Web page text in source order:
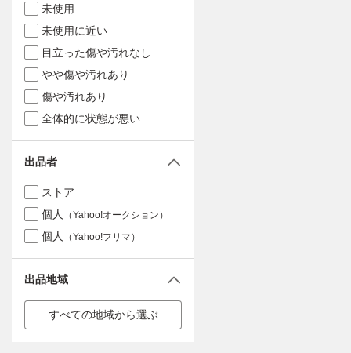
未使用
未使用に近い
目立った傷や汚れなし
やや傷や汚れあり
傷や汚れあり
全体的に状態が悪い
出品者
ストア
個人
（Yahoo!オークション）
個人 （Yahoo!フリマ）
出品地域
すべての地域から選ぶ